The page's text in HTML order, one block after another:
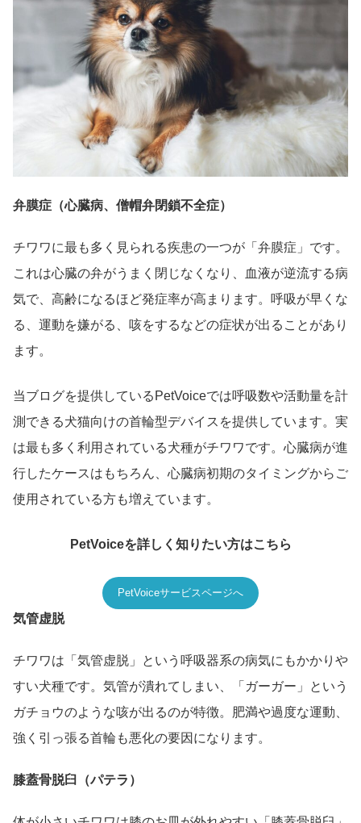
弁膜症（心臓病、僧帽弁閉鎖不全症）
チワワに最も多く見られる疾患の一つが「弁膜症」です。
これは心臓の弁がうまく閉じなくなり、血液が逆流する病
気で、高齢になるほど発症率が高まります。呼吸が早くな
る、運動を嫌がる、咳をするなどの症状が出ることがあり
ます。
当ブログを提供しているPetVoiceでは呼吸数や活動量を計
測できる犬猫向けの首輪型デバイスを提供しています。実
は最も多く利用されている犬種がチワワです。心臓病が進
行したケースはもちろん、心臓病初期のタイミングからご
使用されている方も増えています。
PetVoiceを詳しく知りたい方はこちら
PetVoiceサービスページへ
気管虚脱
チワワは「気管虚脱」という呼吸器系の病気にもかかりや
すい犬種です。気管が潰れてしまい、「ガーガー」という
ガチョウのような咳が出るのが特徴。肥満や過度な運動、
強く引っ張る首輪も悪化の要因になります。
膝蓋骨脱臼（パテラ）